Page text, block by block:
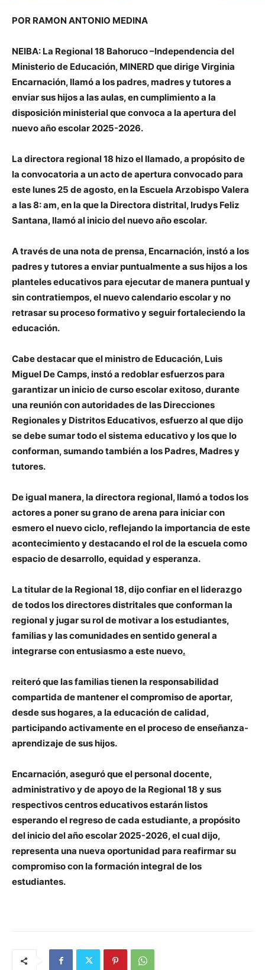
POR RAMON ANTONIO MEDINA
NEIBA: La Regional 18 Bahoruco –Independencia del
Ministerio de Educación, MINERD que dirige Virginia
Encarnación, llamó a los padres, madres y tutores a
enviar sus hijos a las aulas, en cumplimiento a la
disposición ministerial que convoca a la apertura del
nuevo año escolar 2025-2026.
La directora regional 18 hizo el llamado, a propósito de
la convocatoria a un acto de apertura convocado para
este lunes 25 de agosto, en la Escuela Arzobispo Valera
a las 8: am, en la que la Directora distrital, Irudys Feliz
Santana, llamó al inicio del nuevo año escolar.
A través de una nota de prensa, Encarnación, instó a los
padres y tutores a enviar puntualmente a sus hijos a los
planteles educativos para ejecutar de manera puntual y
sin contratiempos, el nuevo calendario escolar y no
retrasar su proceso formativo y seguir fortaleciendo la
educación.
Cabe destacar que el ministro de Educación, Luis
Miguel De Camps, instó a redoblar esfuerzos para
garantizar un inicio de curso escolar exitoso, durante
una reunión con autoridades de las Direcciones
Regionales y Distritos Educativos, esfuerzo al que dijo
se debe sumar todo el sistema educativo y los que lo
conforman, sumando también a los Padres, Madres y
tutores.
De igual manera, la directora regional, llamó a todos los
actores a poner su grano de arena para iniciar con
esmero el nuevo ciclo, reflejando la importancia de este
acontecimiento y destacando el rol de la escuela como
espacio de desarrollo, equidad y esperanza.
La titular de la Regional 18, dijo confiar en el liderazgo
de todos los directores distritales que conforman la
regional y jugar su rol de motivar a los estudiantes,
familias y las comunidades en sentido general a
integrarse con entusiasmo a este nuevo.
reiteró que las familias tienen la responsabilidad
compartida de mantener el compromiso de aportar,
desde sus hogares, a la educación de calidad,
participando activamente en el proceso de enseñanza-
aprendizaje de sus hijos.
Encarnación, aseguró que el personal docente,
administrativo y de apoyo de la Regional 18 y sus
respectivos centros educativos estarán listos
esperando el regreso de cada estudiante, a propósito
del inicio del año escolar 2025-2026, el cual dijo,
representa una nueva oportunidad para reafirmar su
compromiso con la formación integral de los
estudiantes.